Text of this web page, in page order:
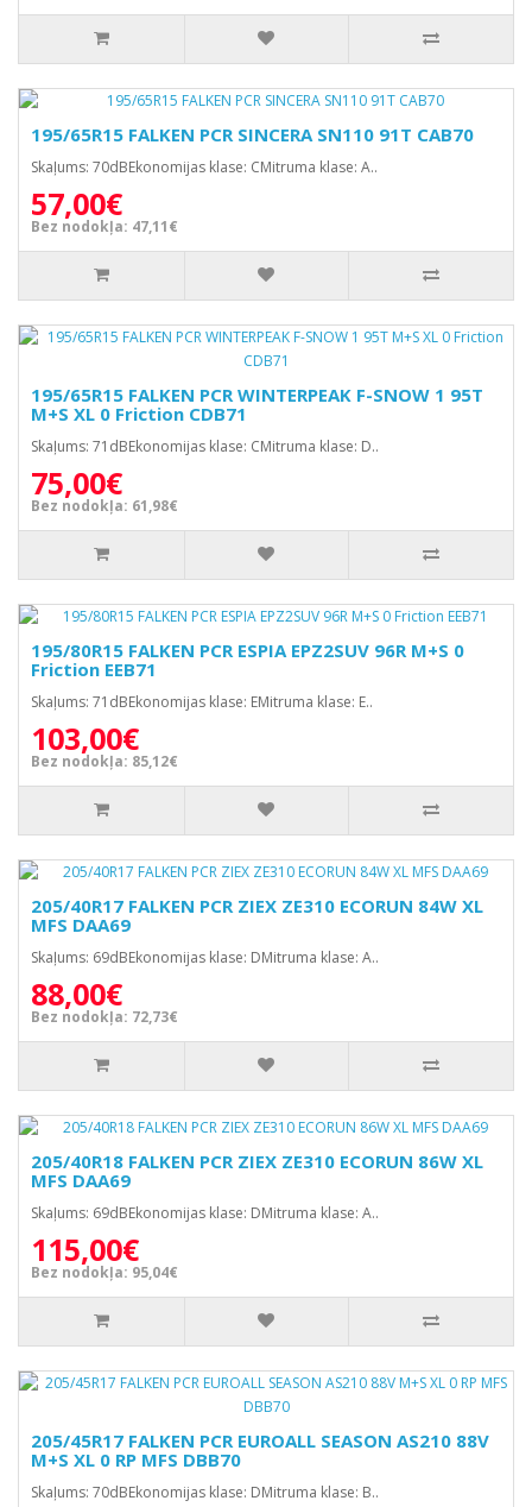
195/65R15 FALKEN PCR SINCERA SN110 91T CAB70
Skaļums: 70dBEkonomijas klase: CMitruma klase: A..
57,00€
Bez nodokļa: 47,11€
195/65R15 FALKEN PCR WINTERPEAK F-SNOW 1 95T
M+S XL 0 Friction CDB71
Skaļums: 71dBEkonomijas klase: CMitruma klase: D..
75,00€
Bez nodokļa: 61,98€
195/80R15 FALKEN PCR ESPIA EPZ2SUV 96R M+S 0
Friction EEB71
Skaļums: 71dBEkonomijas klase: EMitruma klase: E..
103,00€
Bez nodokļa: 85,12€
205/40R17 FALKEN PCR ZIEX ZE310 ECORUN 84W XL
MFS DAA69
Skaļums: 69dBEkonomijas klase: DMitruma klase: A..
88,00€
Bez nodokļa: 72,73€
205/40R18 FALKEN PCR ZIEX ZE310 ECORUN 86W XL
MFS DAA69
Skaļums: 69dBEkonomijas klase: DMitruma klase: A..
115,00€
Bez nodokļa: 95,04€
205/45R17 FALKEN PCR EUROALL SEASON AS210 88V
M+S XL 0 RP MFS DBB70
Skaļums: 70dBEkonomijas klase: DMitruma klase: B..